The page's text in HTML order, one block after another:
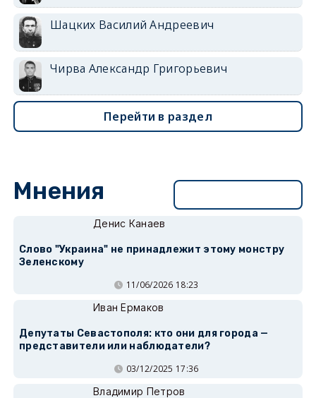
Шацких Василий Андреевич
Чирва Александр Григорьевич
Перейти в раздел
Мнения
Денис Канаев
Слово "Украина" не принадлежит этому монстру
Зеленскому
11/06/2026 18:23
Иван Ермаков
Депутаты Севастополя: кто они для города —
представители или наблюдатели?
03/12/2025 17:36
Владимир Петров